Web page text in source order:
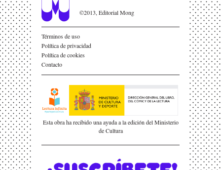
©2013, Editorial Mong
Términos de uso
Política de privacidad
Política de cookies
Contacto
Esta obra ha recibido una ayuda a la edición del Ministerio
de Cultura